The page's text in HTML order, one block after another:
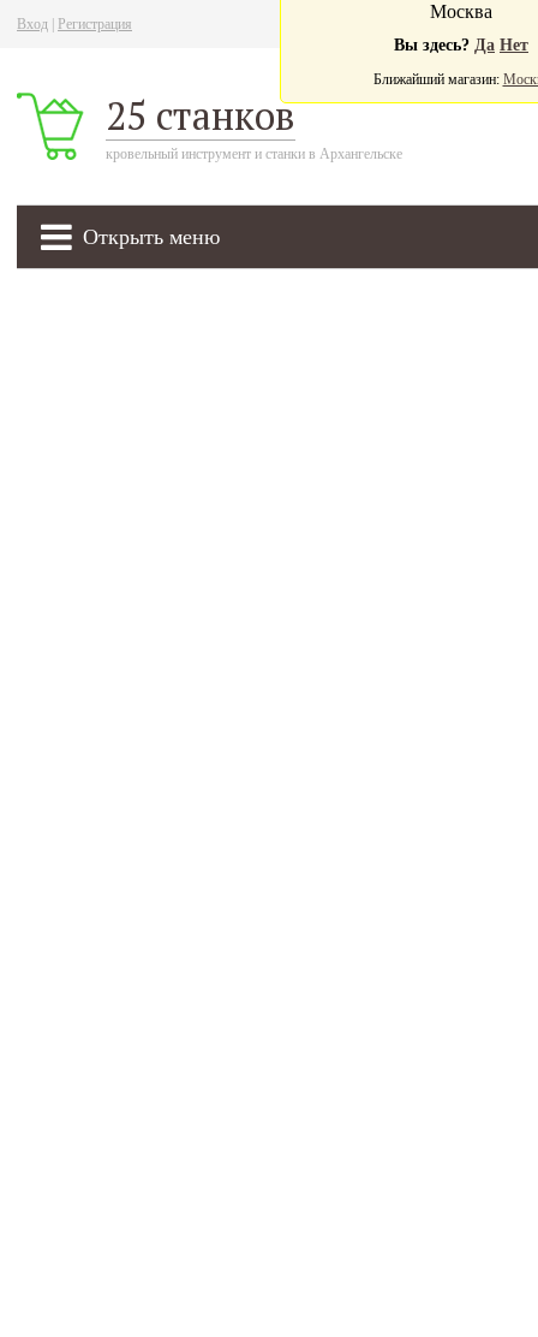
Вход Регистрация
25 станков
кровельный инструмент и станки в Архангельске
Открыть меню
Москва
Вы здесь? Да Нет
Ближайший магазин: